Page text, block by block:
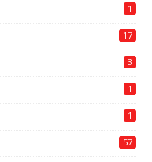
1
17
3
1
1
57